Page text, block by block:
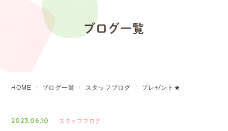
ブログ一覧
HOME ブログ一覧 スタッフブログ プレゼント★
2023.06.10 スタッフブログ